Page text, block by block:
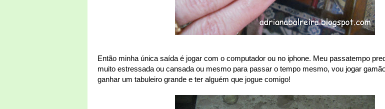
Então minha única saída é jogar com o computador ou no iphone. Meu passatempo
muito estressada ou cansada ou mesmo para passar o tempo mesmo, vou jogar
ganhar um tabuleiro grande e ter alguém que jogue comigo!